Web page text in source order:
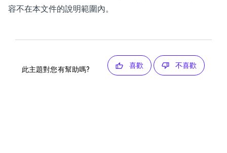
容不在本文件的說明範圍內。
此主題對您有幫助嗎? 喜歡 不喜歡